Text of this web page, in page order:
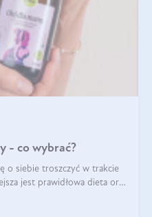
- co wybrać?
o siebie troszczyć w trakcie
jest prawidłowa dieta oraz